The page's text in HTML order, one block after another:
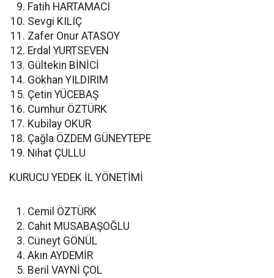
Fatih HARTAMACI
Sevgi KILIÇ
Zafer Onur ATASOY
Erdal YURTSEVEN
Gültekin BİNİCİ
Gökhan YILDIRIM
Çetin YÜCEBAŞ
Cumhur ÖZTÜRK
Kubilay OKUR
Çağla ÖZDEM GÜNEYTEPE
Nihat ÇULLU
KURUCU YEDEK İL YÖNETİMİ
Cemil ÖZTÜRK
Cahit MUSABAŞOĞLU
Cüneyt GÖNÜL
Akın AYDEMİR
Beril VAYNİ ÇOL